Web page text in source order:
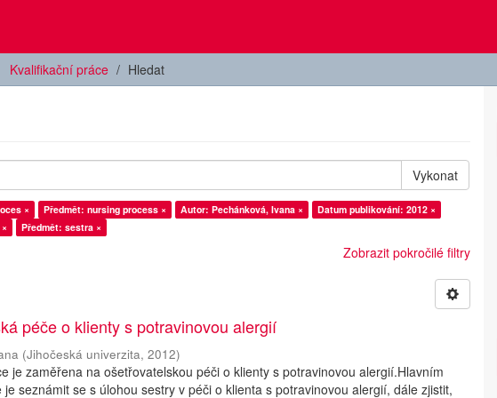
Kvalifikační práce Hledat
Vykonat
× Předmět: nursing process × Autor: Pechánková, Ivana ×
Datum publikování: 2012 ×
Předmět: sestra ×
Zobrazit pokročilé filtry
péče o klienty s potravinovou alergií
(Jihočeská univerzita,2012)
je zaměřena na ošetřovatelskou péči o klienty s potravinovou alergií.Hlavním
seznámit se s úlohou sestry v péči o klienta s potravinovou alergií, dále zjistit,